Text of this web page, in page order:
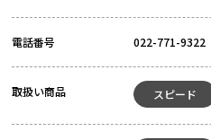
電話番号 022-771-9322
取扱い商品 スピード